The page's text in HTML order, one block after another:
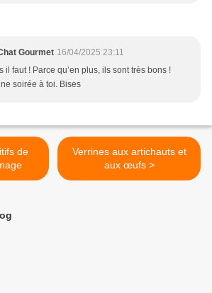
Gourmet 16/04/2025 23:11
il faut ! Parce qu’en plus, ils sont très bons !
soirée à toi. Bises
Verrines aux artichauts et
aux œufs >